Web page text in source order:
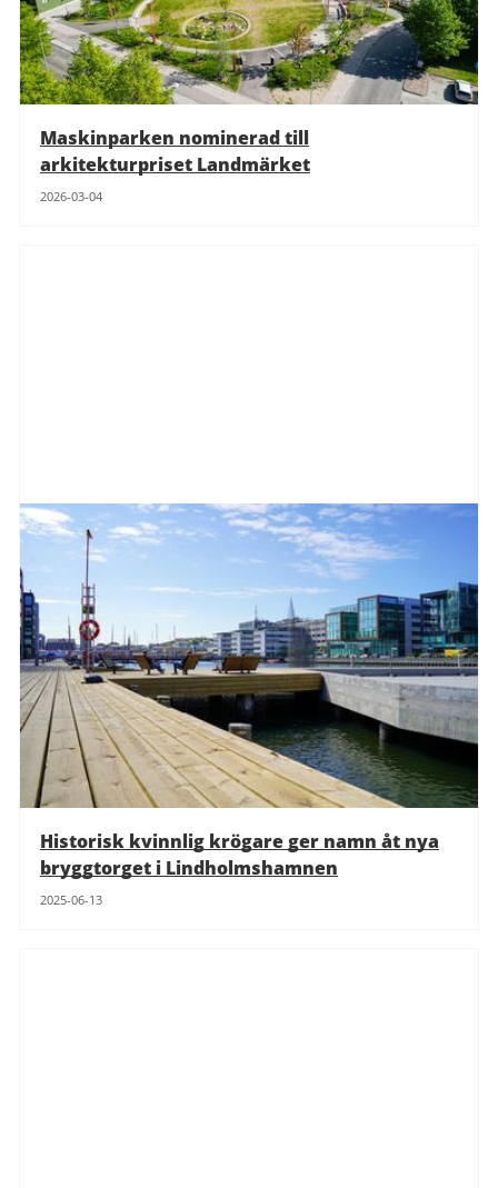
Maskinparken nominerad till
arkitekturpriset Landmärket
2026-03-04
Historisk kvinnlig krögare ger namn åt nya
bryggtorget i Lindholmshamnen
2025-06-13